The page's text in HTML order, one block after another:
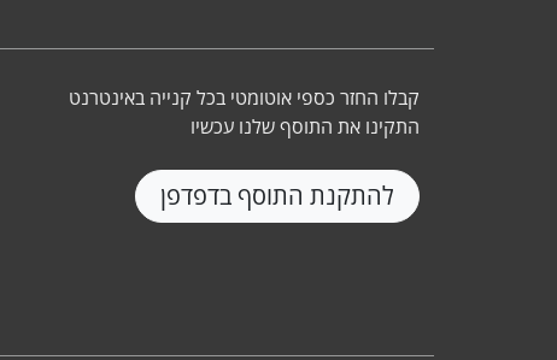
קבלו החזר כספי אוטומטי בכל קנייה באינטרנט
התקינו את התוסף שלנו עכשיו
להתקנת התוסף בדפדפן